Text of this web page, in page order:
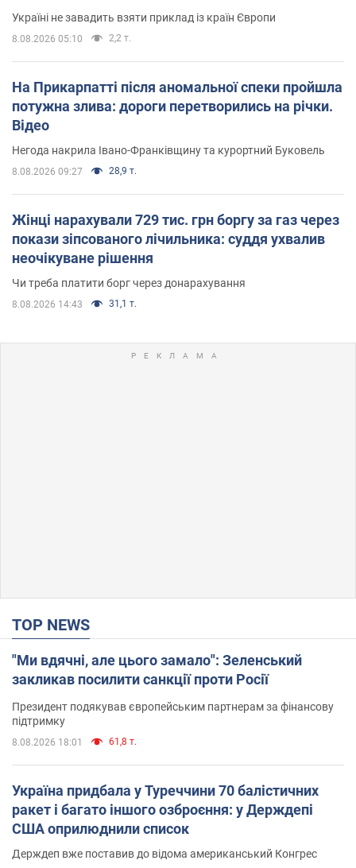
Україні не завадить взяти приклад із країн Європи
8.08.2026 05:10 2,2 т.
На Прикарпатті після аномальної спеки пройшла
потужна злива: дороги перетворились на річки.
Відео
Негода накрила Івано-Франківщину та курортний Буковель
8.08.2026 09:27 28,9 т.
Жінці нарахували 729 тис. грн боргу за газ через
покази зіпсованого лічильника: суддя ухвалив
неочікуване рішення
Чи треба платити борг через донарахування
8.08.2026 14:43 31,1 т.
TOP NEWS
"Ми вдячні, але цього замало": Зеленський
закликав посилити санкції проти Росії
Президент подякував європейським партнерам за фінансову
підтримку
8.08.2026 18:01 61,8 т.
Україна придбала у Туреччини 70 балістичних
ракет і багато іншого озброєння: у Держдепі
США оприлюднили список
Держдеп вже поставив до відома американський Конгрес